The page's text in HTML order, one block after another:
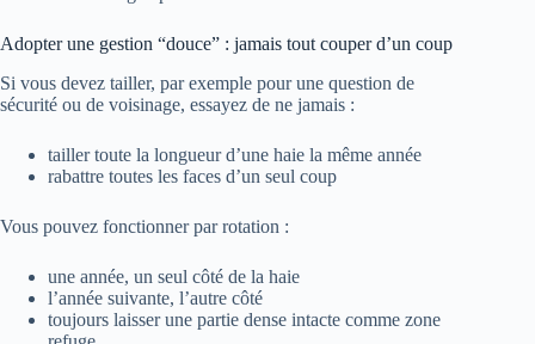
Adopter une gestion “douce” : jamais tout couper d’un coup
Si vous devez tailler, par exemple pour une question de
sécurité ou de voisinage, essayez de ne jamais :
tailler toute la longueur d’une haie la même année
rabattre toutes les faces d’un seul coup
Vous pouvez fonctionner par rotation :
une année, un seul côté de la haie
l’année suivante, l’autre côté
toujours laisser une partie dense intacte comme zone